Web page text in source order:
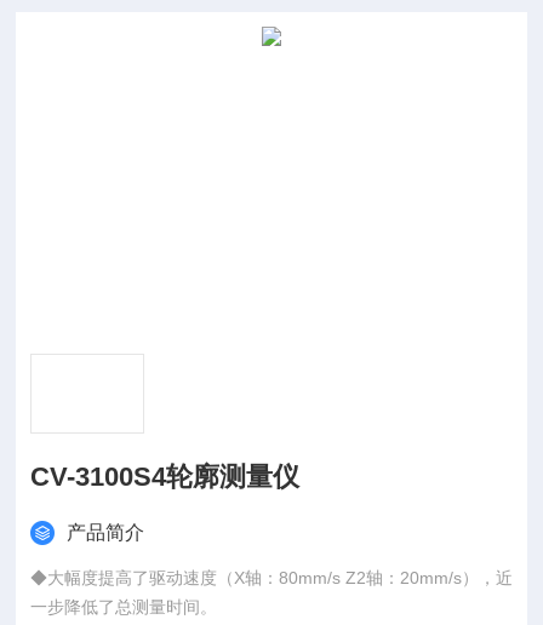
CV-3100S4轮廓测量仪
产品简介
◆大幅度提高了驱动速度（X轴：80mm/s Z2轴：20mm/s），近
一步降低了总测量时间。